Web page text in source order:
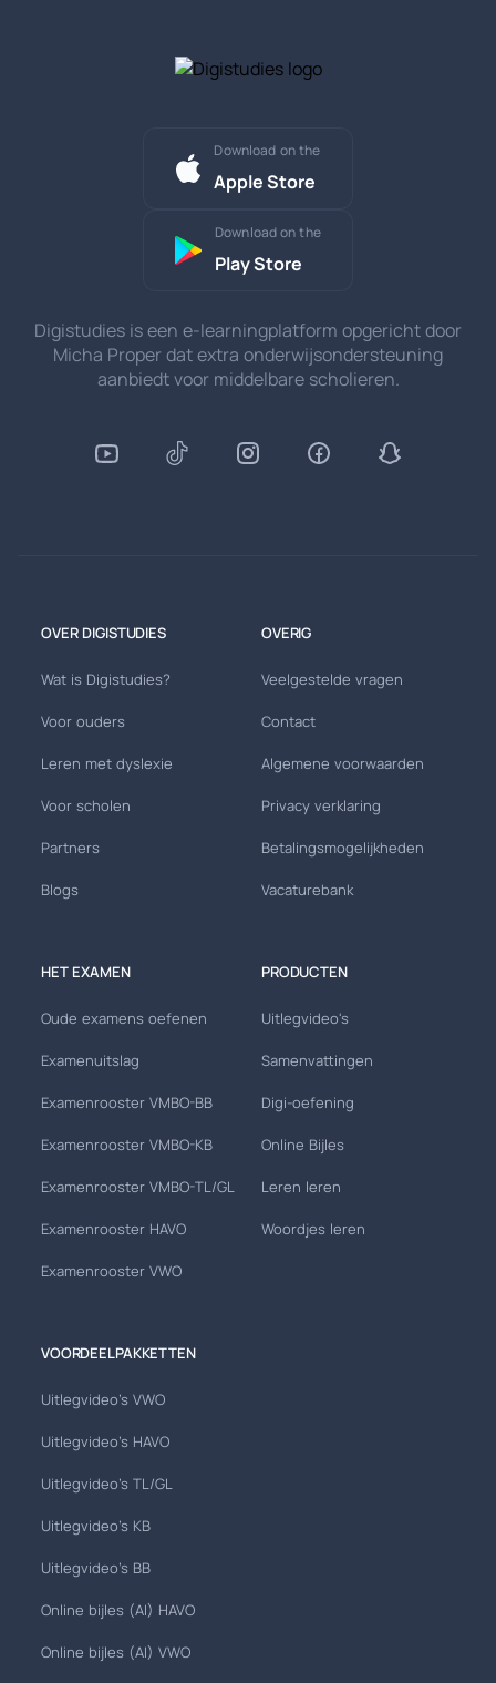
Download on the
Apple Store
Download on the
Play Store
Digistudies is een e-learningplatform opgericht door
Micha Proper dat extra onderwijsondersteuning
aanbiedt voor middelbare scholieren.
OVER DIGISTUDIES
Wat is Digistudies?
Voor ouders
Leren met dyslexie
Voor scholen
Partners
Blogs
OVERIG
Veelgestelde vragen
Contact
Algemene voorwaarden
Privacy verklaring
Betalingsmogelijkheden
Vacaturebank
HET EXAMEN
Oude examens oefenen
Examenuitslag
Examenrooster VMBO-BB
Examenrooster VMBO-KB
Examenrooster VMBO-TL/GL
Examenrooster HAVO
Examenrooster VWO
PRODUCTEN
Uitlegvideo's
Samenvattingen
Digi-oefening
Online Bijles
Leren leren
Woordjes leren
VOORDEELPAKKETTEN
Uitlegvideo's VWO
Uitlegvideo's HAVO
Uitlegvideo's TL/GL
Uitlegvideo's KB
Uitlegvideo's BB
Online bijles (AI) HAVO
Online bijles (AI) VWO